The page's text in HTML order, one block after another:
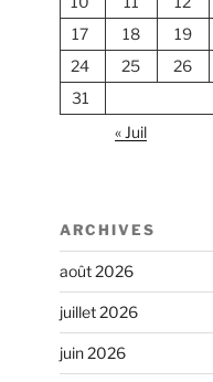
17
18 19
24
25 26
31
« Juil
ARCHIVES
août 2026
juillet 2026
juin 2026